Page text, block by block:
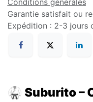
Garantie satisfait ou
Expédition : 2-3 jours
🥋 Suburito –